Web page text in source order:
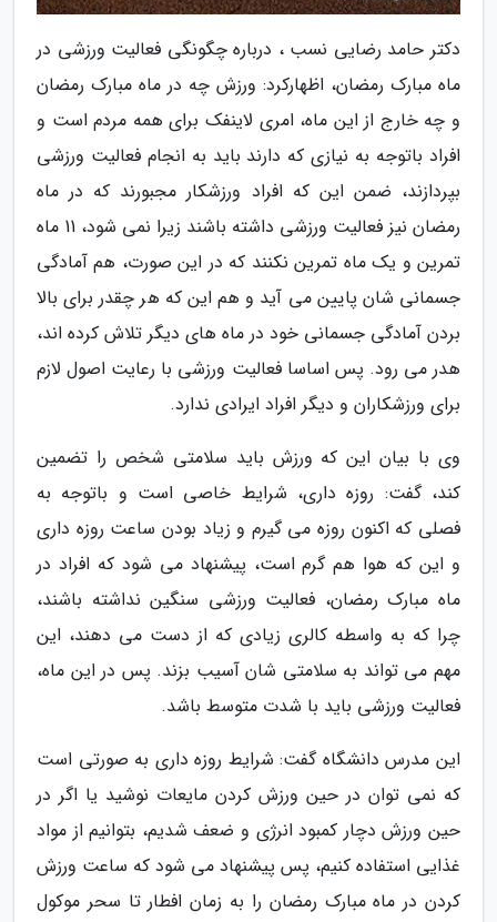
دکتر حامد رضایی نسب ، درباره چگونگی فعالیت ورزشی در
ماه مبارک رمضان، اظهارکرد: ورزش چه در ماه مبارک رمضان
و چه خارج از این ماه، امری لاینفک برای همه مردم است و
افراد باتوجه به نیازی که دارند باید به انجام فعالیت ورزشی
بپردازند، ضمن این که افراد ورزشکار مجبورند که در ماه
رمضان نیز فعالیت ورزشی داشته باشند زیرا نمی شود، 11 ماه
تمرین و یک ماه تمرین نکنند که در این صورت، هم آمادگی
جسمانی شان پایین می آید و هم این که هر چقدر برای بالا
بردن آمادگی جسمانی خود در ماه های دیگر تلاش کرده اند،
هدر می رود. پس اساسا فعالیت ورزشی با رعایت اصول لازم
برای ورزشکاران و دیگر افراد ایرادی ندارد.
وی با بیان این که ورزش باید سلامتی شخص را تضمین
کند، گفت: روزه داری، شرایط خاصی است و باتوجه به
فصلی که اکنون روزه می گیرم و زیاد بودن ساعت روزه داری
و این که هوا هم گرم است، پیشنهاد می شود که افراد در
ماه مبارک رمضان، فعالیت ورزشی سنگین نداشته باشند،
چرا که به واسطه کالری زیادی که از دست می دهند، این
مهم می تواند به سلامتی شان آسیب بزند. پس در این ماه،
فعالیت ورزشی باید با شدت متوسط باشد.
این مدرس دانشگاه گفت: شرایط روزه داری به صورتی است
که نمی توان در حین ورزش کردن مایعات نوشید یا اگر در
حین ورزش دچار کمبود انرژی و ضعف شدیم، بتوانیم از مواد
غذایی استفاده کنیم، پس پیشنهاد می شود که ساعت ورزش
کردن در ماه مبارک رمضان را به زمان افطار تا سحر موکول